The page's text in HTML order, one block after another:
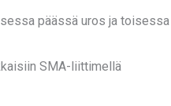
päässä uros ja toisessa
SMA-liittimellä